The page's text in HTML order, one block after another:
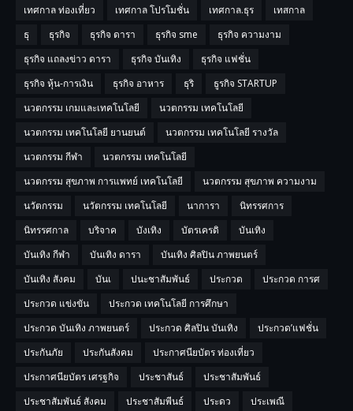
เทศกาล ท่องเที่ยว
เทศกาล โปรโมชั่น เทศกาล.ธุร
เทสกาล
ธุ
ธุรกิจ ธุรกิจ ดารา ธุรกิจ sme
ธุรกิจ ความงาม
ธุรกิจ แถลงข่าว ดารา
ธุรกิจ บันเทิง
ธุรกิจ แฟชั่น
ธุรกิจ หุ้น-การเงิน
ธุรกิจ อาหาร ธุริ
ธูรกิจ STARTUP
นวตกรรม เกมและเทคโนโลยี
นวตกรรม เทคโนโลยี
นวตกรรม เทคโนโลยี ยานยนต์
นวตกรรม เทคโนโลยี รางวัล
นวตกรรม กีฬา
นวตกรรม เทคโนโลยี
นวตกรรม สุขภาพ การแพทย์ เทคโนโลยี
นวตกรรม สุขภาพ ความงาม
นวัตกรรม
นวัตกรรม เทคโนโลยี นาการา
นิทรรศการ
นิทรรศกาล
บริจาค บังเทิง บัตรเครดิ
บันเทิง
บันเทิง กีฬา
บันเทิง ดารา
บันเทิง ศิลปิน ภาพยนตร์
บันเทิง สังคม
บันเ ปนะชาสัมพันธ์ ประกวด
ประกวด การศ
ประกวด แข่งขัน
ประกวด เทคโนโลยี การศึกษา
ประกวด บันเทิง ภาพยนตร์
ประกวด ศิลปิน บันเทิง
ประกวด’แฟชั่น
ประกันภัย
ประกันสังคม
ประกาศนียบัตร ท่องเที่ยว
ประกาศนียบัตร เศรฐกิจ
ประชาสันธ์
ประชาสัมพันธ์
ประชาสัมพันธ์ สังคม
ประชาสัมพีนธ์ ประดว
ประเพณี